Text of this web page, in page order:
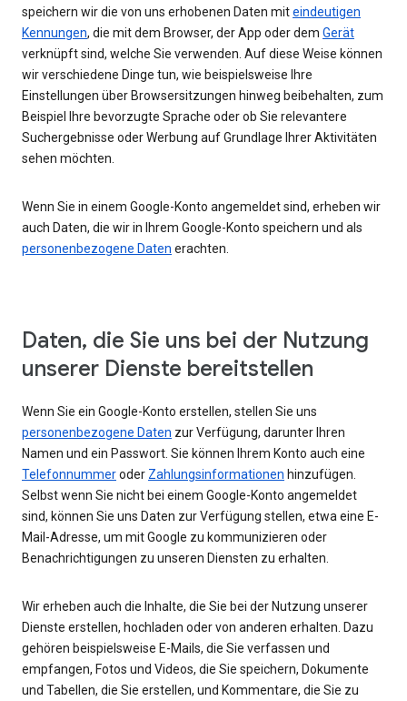
speichern wir die von uns erhobenen Daten miteindeutigen
Kennungen, die mit dem Browser, der App oder dem Gerät
verknüpft sind, welche Sie verwenden. Auf diese Weise können
wir verschiedene Dinge tun, wie beispielsweise Ihre
Einstellungen über Browsersitzungen hinweg beibehalten, zum
Beispiel Ihre bevorzugte Sprache oder ob Sie relevantere
Suchergebnisse oder Werbung auf Grundlage Ihrer Aktivitäten
sehen möchten.
Wenn Sie in einem Google-Konto angemeldet sind, erheben wir
auch Daten, die wir in Ihrem Google-Konto speichern und als
personenbezogene Daten erachten.
Daten, die Sie uns bei der Nutzung
unserer Dienste bereitstellen
Wenn Sie ein Google-Konto erstellen, stellen Sie uns
personenbezogene Daten zur Verfügung, darunter Ihren
Namen und ein Passwort. Sie können Ihrem Konto auch eine
Telefonnummeroder Zahlungsinformationen hinzufügen.
Selbst wenn Sie nicht bei einem Google-Konto angemeldet
sind, können Sie uns Daten zur Verfügung stellen, etwa eine E-
Mail-Adresse, um mit Google zu kommunizieren oder
Benachrichtigungen zu unseren Diensten zu erhalten.
Wir erheben auch die Inhalte, die Sie bei der Nutzung unserer
Dienste erstellen, hochladen oder von anderen erhalten. Dazu
gehören beispielsweise E-Mails, die Sie verfassen und
empfangen, Fotos und Videos, die Sie speichern, Dokumente
und Tabellen, die Sie erstellen, und Kommentare, die Sie zu